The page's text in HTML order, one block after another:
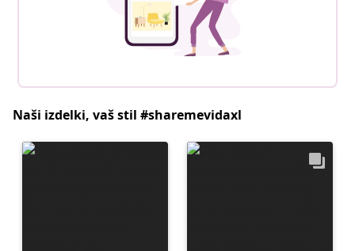
Naši izdelki, vaš stil #sharemevidaxl